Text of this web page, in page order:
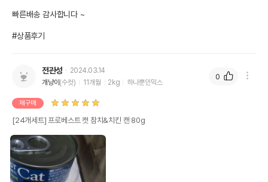
빠른배송 감사합니다 ~
#상품후기
전관성
2024.03.14
개냥이 (수컷) 11개월 2kg 하나뿐인믹스
재구매
[24개세트] 프로베스트 캣 참치&치킨 캔 80g
0